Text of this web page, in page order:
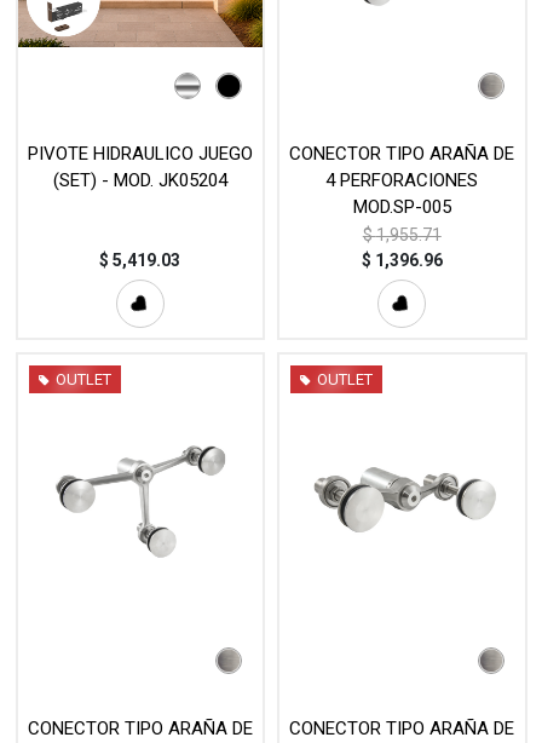
PIVOTE HIDRAULICO JUEGO
(SET) - MOD. JK05204
$5,419.03
CONECTOR TIPO ARAÑA DE
4 PERFORACIONES
MOD.SP-005
$1,955.71
$ 1,396.96
OUTLET
CONECTOR TIPO ARAÑA DE
OUTLET
CONECTOR TIPO ARAÑA DE